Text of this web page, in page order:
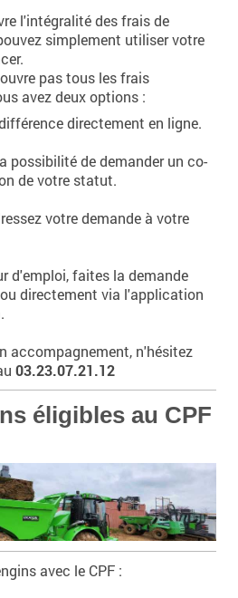
l'intégralité des frais de
simplement utiliser votre
pas tous les frais
avez deux options :
directement en ligne.
possibilité de demander un co-
de votre statut.
votre demande à votre
d'emploi, faites la demande
directement via l'application
accompagnement, n'hésitez
03.23.07.21.12
éligibles au CPF
avec le CPF :